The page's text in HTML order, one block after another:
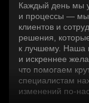
Каждый день мы
и процессы — мы
клиентов и
решения,
к лучшему. Наша
и искреннее
что помогаем
специалистам
изменений